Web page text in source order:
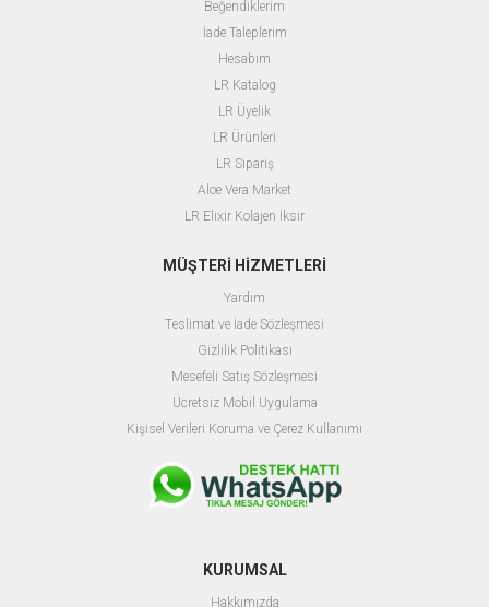
Beğendiklerim
İade Taleplerim
Hesabım
LR Katalog
LR Üyelik
LR Ürünleri
LR Sipariş
Aloe Vera Market
LR Elixir Kolajen İksir
MÜŞTERİ HİZMETLERİ
Yardım
Teslimat ve İade Sözleşmesi
Gizlilik Politikası
Mesefeli Satış Sözleşmesi
Ücretsiz Mobil Uygulama
Kişisel Verileri Koruma ve Çerez Kullanımı
KURUMSAL
Hakkımızda